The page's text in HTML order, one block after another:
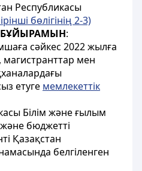
Республикасы
бөлігінің 2-3)
БҰЙЫРАМЫН:
сәйкес 2022 жылға
магистранттар мен
етуге мемлекеттік
Білім және ғылым
бюджетті
Қазақстан
белгіленген